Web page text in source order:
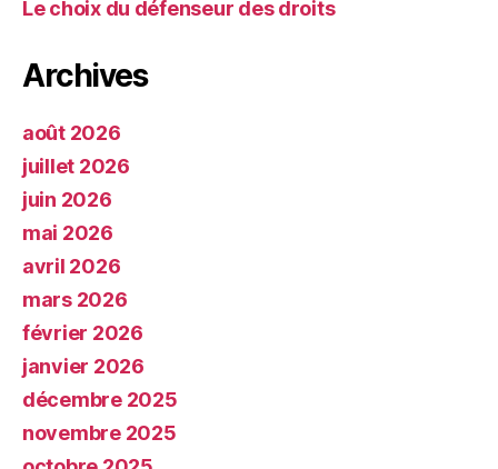
Le choix du défenseur des droits
Archives
août 2026
juillet 2026
juin 2026
mai 2026
avril 2026
mars 2026
février 2026
janvier 2026
décembre 2025
novembre 2025